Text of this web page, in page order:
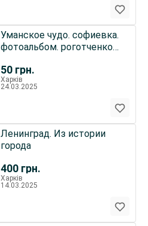
50 грн.
Уманское чудо. софиевка.
фотоальбом. роготченко
Харків
24.03.2025
400 грн.
Ленинград. Из истории
города
Харків
14.03.2025